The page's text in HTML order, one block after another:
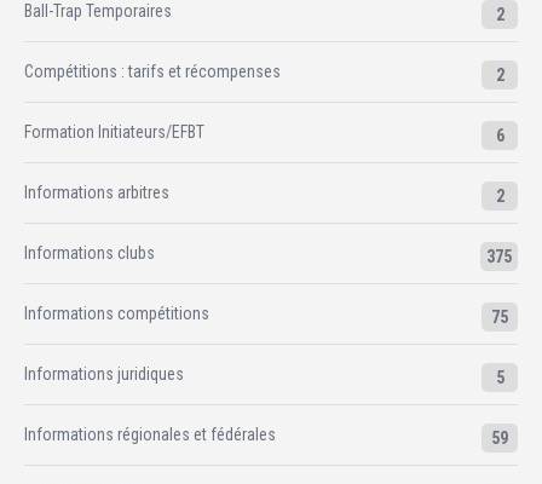
Ball-Trap Temporaires 2
Compétitions : tarifs et récompenses 2
Formation Initiateurs/EFBT 6
Informations arbitres 2
Informations clubs 375
Informations compétitions 75
Informations juridiques 5
Informations régionales et fédérales 59